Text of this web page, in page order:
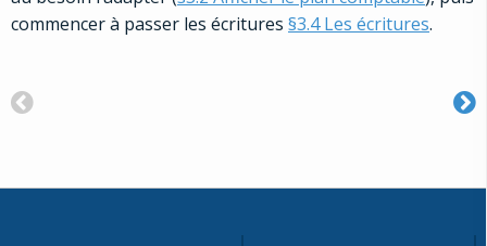
commencer à passer les écritures §3.4 Les écritures.